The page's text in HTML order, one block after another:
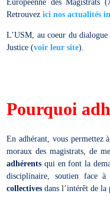
Européenne des Magistrats
Retrouvezici nos actualités
L’USM, au coeur du
Justice (voir leur site).
Pourquoi
En adhérant, vous permettez
moraux des magistrats, de
adhérents qui en font la
disciplinaire, soutien face
collectives dans l’intérêt de la